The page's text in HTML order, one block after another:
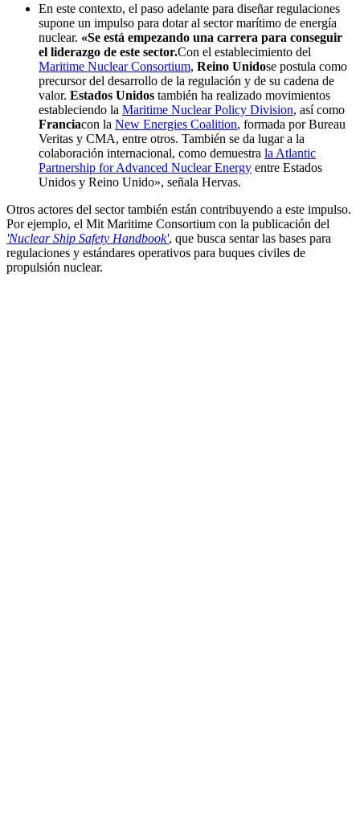
En este contexto, el paso adelante para diseñar regulaciones
supone un impulso para dotar al sector marítimo de energía
nuclear. «Se está empezando una carrera para conseguir
el liderazgo de este sector.Con el establecimiento del
Maritime Nuclear Consortium, Reino Unidose postula como
precursor del desarrollo de la regulación y de su cadena de
valor. Estados Unidos también ha realizado movimientos
estableciendo la Maritime Nuclear Policy Division, así como
Franciacon la New Energies Coalition, formada por Bureau
Veritas y CMA, entre otros. También se da lugar a la
colaboración internacional, como demuestra la Atlantic
Partnership for Advanced Nuclear Energy entre Estados
Unidos y Reino Unido», señala Hervas.
Otros actores del sector también están contribuyendo a este impulso.
Por ejemplo, el Mit Maritime Consortium con la publicación del
'Nuclear Ship Safety Handbook', que busca sentar las bases para
regulaciones y estándares operativos para buques civiles de
propulsión nuclear.